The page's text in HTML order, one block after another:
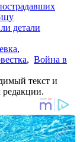
детали
,
, Война в
текст и